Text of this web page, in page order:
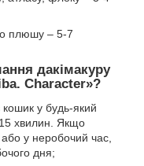
плюшу – 5-7
дакімакуру
Character»?
у будь-який
хвилин. Якщо
у неробочий час,
дня;